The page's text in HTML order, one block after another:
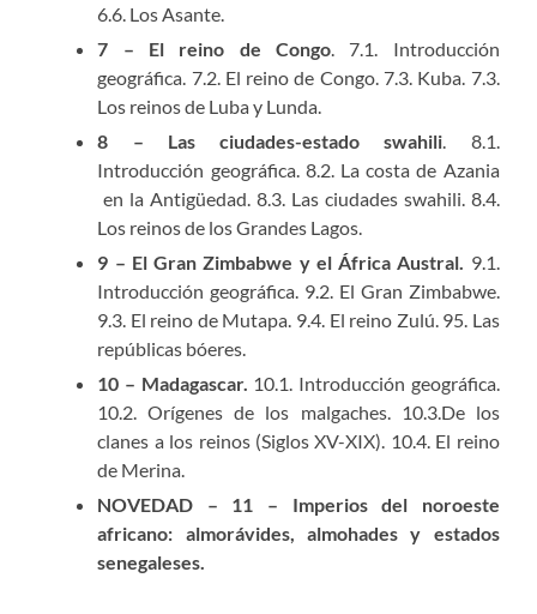
6.6. Los Asante.
7 – El reino de Congo. 7.1. Introducción
geográfica. 7.2. El reino de Congo. 7.3. Kuba. 7.3.
Los reinos de Luba y Lunda.
8 – Las ciudades-estado swahili . 8.1.
Introducción geográfica. 8.2. La costa de Azania
en la Antigüedad. 8.3. Las ciudades swahili. 8.4.
Los reinos de los Grandes Lagos.
9 – El Gran Zimbabwe y el África Austral. 9.1.
Introducción geográfica. 9.2. El Gran Zimbabwe.
9.3. El reino de Mutapa. 9.4. El reino Zulú. 95. Las
repúblicas bóeres.
10 – Madagascar. 10.1. Introducción geográfica.
10.2. Orígenes de los malgaches. 10.3.De los
clanes a los reinos (Siglos XV-XIX). 10.4. El reino
de Merina.
NOVEDAD – 11 – Imperios del noroeste
africano: almorávides, almohades y estados
senegaleses.